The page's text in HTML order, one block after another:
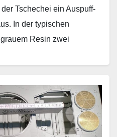
Tschechei ein Auspuff-
In der typischen
Resin zwei